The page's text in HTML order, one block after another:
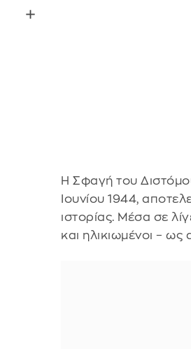
Η Σφαγή του
Ιουνίου 1944,
ιστορίας. Μέσα σε
και ηλικιωμένοι – ως